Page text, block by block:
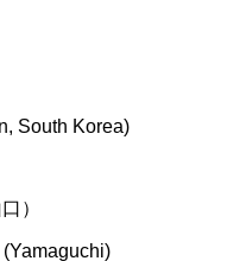
South Korea)
）